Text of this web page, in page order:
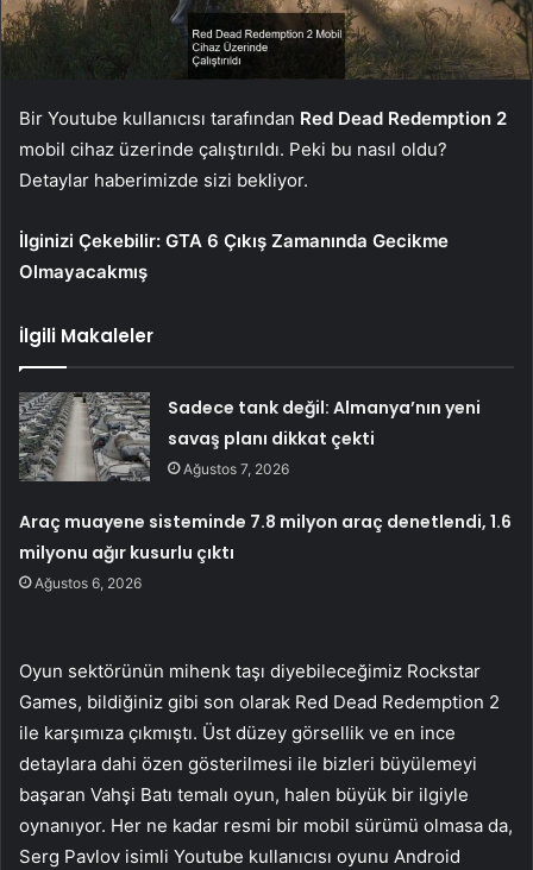
Bir Youtube kullanıcısı tarafından Red Dead Redemption 2
mobil cihaz üzerinde çalıştırıldı. Peki bu nasıl oldu?
Detaylar haberimizde sizi bekliyor.
İlginizi Çekebilir: GTA 6 Çıkış Zamanında Gecikme
Olmayacakmış
İlgili Makaleler
Sadece tank değil: Almanya’nın yeni
savaş planı dikkat çekti
Ağustos 7, 2026
Araç muayene sisteminde 7.8 milyon araç denetlendi, 1.6
milyonu ağır kusurlu çıktı
Ağustos 6, 2026
Oyun sektörünün mihenk taşı diyebileceğimiz Rockstar
Games, bildiğiniz gibi son olarak Red Dead Redemption 2
ile karşımıza çıkmıştı. Üst düzey görsellik ve en ince
detaylara dahi özen gösterilmesi ile bizleri büyülemeyi
başaran Vahşi Batı temalı oyun, halen büyük bir ilgiyle
oynanıyor. Her ne kadar resmi bir mobil sürümü olmasa da,
Serg Pavlov isimli Youtube kullanıcısı oyunu Android